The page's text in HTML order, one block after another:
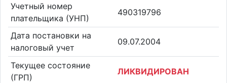
Учетный номер
плательщика (УНП)
490319796
Дата постановки на
налоговый учет
09.07.2004
Текущее состояние
(ГРП)
ЛИКВИДИРОВАН